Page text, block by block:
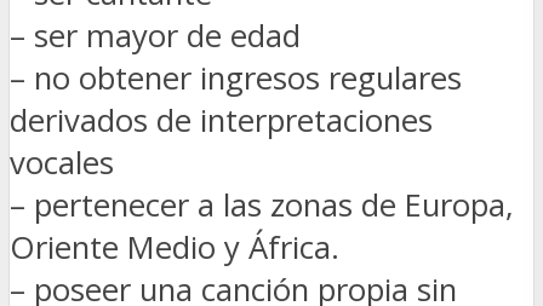
– ser mayor de edad
– no obtener ingresos regulares
derivados de interpretaciones
vocales
– pertenecer a las zonas de Europa,
Oriente Medio y África.
– poseer una canción propia sin